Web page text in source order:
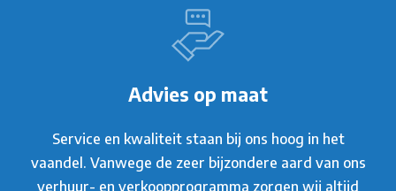
Advies op maat
Service en kwaliteit staan bij ons hoog in het
vaandel. Vanwege de zeer bijzondere aard van ons
verhuur- en verkoopprogramma zorgen wij altijd